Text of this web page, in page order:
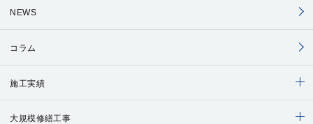
NEWS
コラム
施工実績
大規模修繕工事